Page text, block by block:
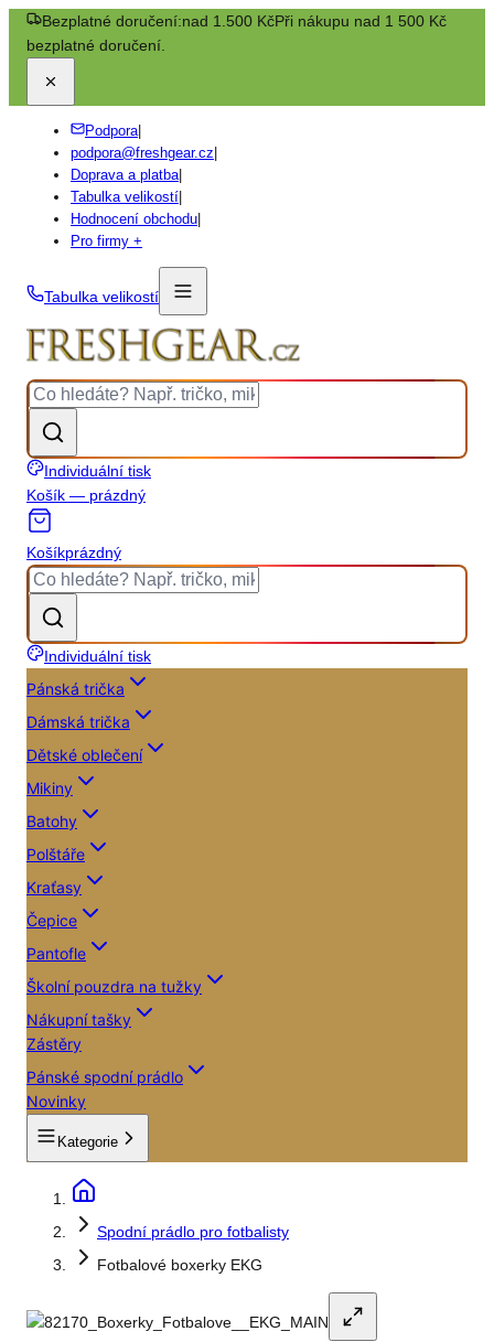
Bezplatné doručení:nad 1.500 KčPři nákupu nad 1 500 Kč
bezplatné doručení.
Podpora|
podpora@freshgear.cz
Doprava a platba|
Tabulka velikostí
Hodnocení obchodu
Pro firmy +
Tabulka velikostí
Individuální tisk
Košík — prázdný
Košíkprázdný
Individuální tisk
Pánská trička
Dámská trička
Dětské oblečení
Mikiny
Batohy
Polštáře
Kraťasy
Čepice
Pantofle
Školní pouzdra na tužky
Nákupní tašky
Zástěry
Pánské spodní prádlo
Novinky
Kategorie
Spodní prádlo pro fotbalisty
Fotbalové boxerky EKG